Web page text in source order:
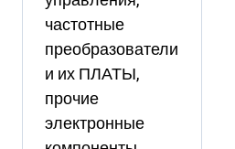
частотные
преобразователи
и их ПЛАТЫ,
прочие
электронные